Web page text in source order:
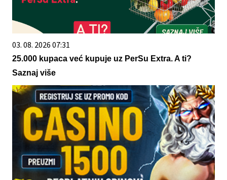
03. 08. 2026 07:31
25.000 kupaca već kupuje uz PerSu Extra. A ti?
Saznaj više